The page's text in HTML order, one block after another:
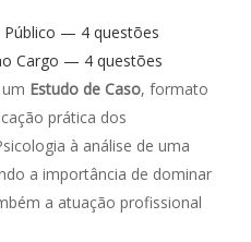
Público — 4 questões
Cargo — 4 questões
Estudo de Caso, formato
prática dos
à análise de uma
a importância de dominar
a atuação profissional